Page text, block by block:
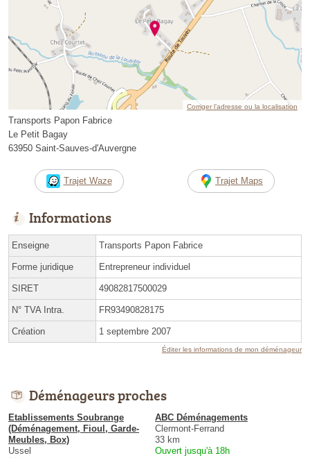
Corriger l’adresse ou la localisation
Transports Papon Fabrice
Le Petit Bagay
63950 Saint-Sauves-d'Auvergne
Trajet Waze Trajet Maps
Informations
Enseigne Transports Papon Fabrice
Forme juridique Entrepreneur individuel
SIRET 49082817500029
N° TVA Intra. FR93490828175
Création 1 septembre 2007
Éditer les informations de mon déménageur
Déménageurs proches
Etablissements Soubrange
(Déménagement, Fioul, Garde-
Meubles, Box)
Ussel
ABC Déménagements
Clermont-Ferrand
33 km
Ouvert jusqu'à 18h